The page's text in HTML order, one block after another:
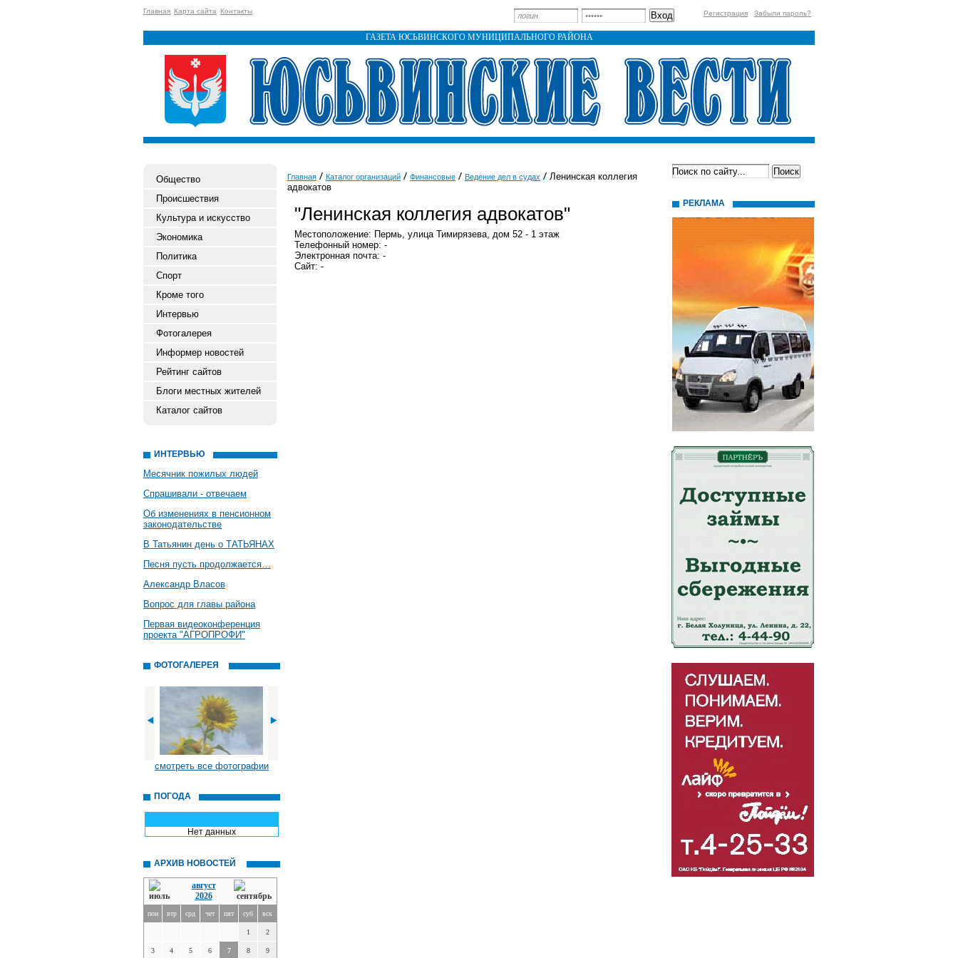
Главная Карта сайта Контакты Регистрация Забыли пароль?
ГАЗЕТА ЮСЬВИНСКОГО МУНИЦИПАЛЬНОГО РАЙОНА
Общество
Происшествия
Культура и искусство
Экономика
Политика
Спорт
Кроме того
Интервью
Фотогалерея
Информер новостей
Рейтинг сайтов
Блоги местных жителей
Каталог сайтов
ИНТЕРВЬЮ
Месячник пожилых людей
Спрашивали - отвечаем
Об изменениях в пенсионном
законодательстве
В Татьянин день о ТАТЬЯНАХ
Песня пусть продолжается…
Александр Власов
Вопрос для главы района
Первая видеоконференция
проекта "АГРОПРОФИ"
ФОТОГАЛЕРЕЯ
смотреть все фотографии
ПОГОДА
Нет данных
АРХИВ НОВОСТЕЙ
август
2026
пон втр срд чет пят суб вск
1 2
3 4 5 6 7 8 9
Главная Каталог организаций Финансовые Ведение дел в судах
Ленинская коллегия
адвокатов
"Ленинская коллегия адвокатов"
Местоположение: Пермь, улица Тимирязева, дом 52 - 1 этаж
Телефонный номер: -
Электронная почта: -
Сайт: -
РЕКЛАМА